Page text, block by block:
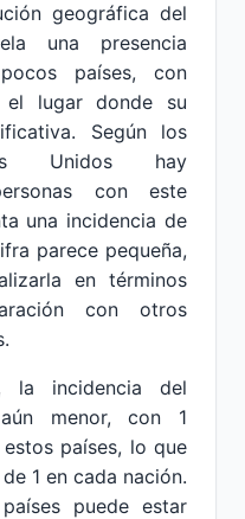
geográfica del
una presencia
países, con
el lugar donde su
Según los
Unidos hay
con este
una incidencia de
parece pequeña,
en términos
con otros
la incidencia del
menor, con 1
países, lo que
1 en cada nación.
puede estar